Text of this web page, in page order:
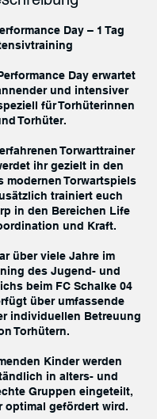
Day – 1 Tag
Day erwartet
und intensiver
für Torhüterinnen
Torhüter.
Torwarttrainer
ihr gezielt in den
modernen Torwartspiels
trainiert euch
in den Bereichen Life
und Kraft.
über viele Jahre im
des Jugend- und
beim FC Schalke 04
über umfassende
individuellen Betreuung
Torhütern.
Kinder werden
in alters- und
Gruppen eingeteilt,
optimal gefördert wird.